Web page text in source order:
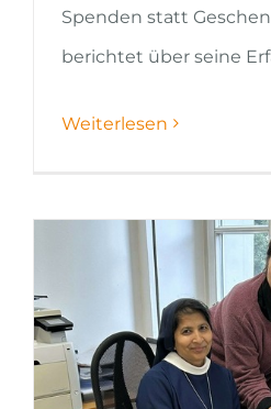
Spenden statt
berichtet über seine
Weiterlesen